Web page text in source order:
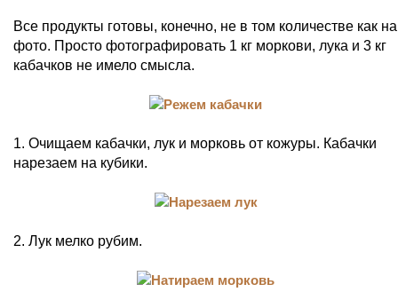
Все продукты готовы, конечно, не в том количестве как на
фото. Просто фотографировать 1 кг моркови, лука и 3 кг
кабачков не имело смысла.
1. Очищаем кабачки, лук и морковь от кожуры. Кабачки
нарезаем на кубики.
2. Лук мелко рубим.